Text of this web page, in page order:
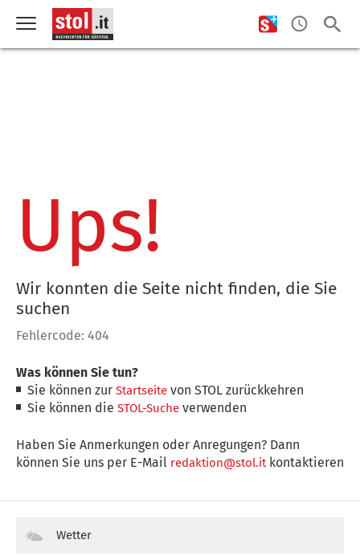
Ups!
Wir konnten die Seite nicht finden, die Sie
suchen
Fehlercode: 404
Was können Sie tun?
Sie können zurStartseite von STOL zurückkehren
Sie können dieSTOL-Suche verwenden
Haben Sie Anmerkungen oder Anregungen? Dann
können Sie uns per E-Mail redaktion@stol.itkontaktieren
Wetter